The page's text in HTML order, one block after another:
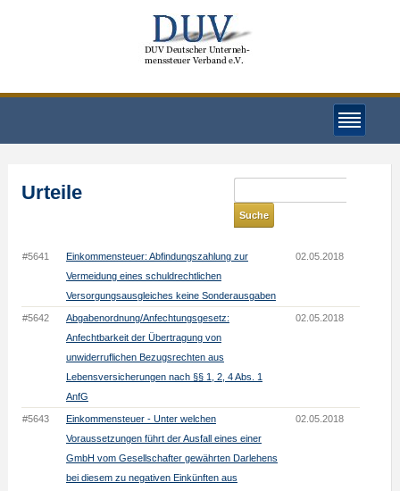
Urteile
#5641
Einkommensteuer: Abfindungszahlung zur
Vermeidung eines schuldrechtlichen
Versorgungsausgleiches keine Sonderausgaben
02.05.2018
#5642
Abgabenordnung/Anfechtungsgesetz:
Anfechtbarkeit der Übertragung von
unwiderruflichen Bezugsrechten aus
Lebensversicherungen nach §§ 1, 2, 4 Abs. 1
AnfG
02.05.2018
#5643
Einkommensteuer - Unter welchen
Voraussetzungen führt der Ausfall eines einer
GmbH vom Gesellschafter gewährten Darlehens
bei diesem zu negativen Einkünften aus
02.05.2018